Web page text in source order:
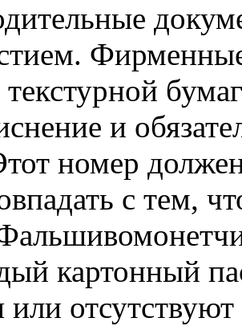
и
номер
с тем,
картонный
или отсутствуют